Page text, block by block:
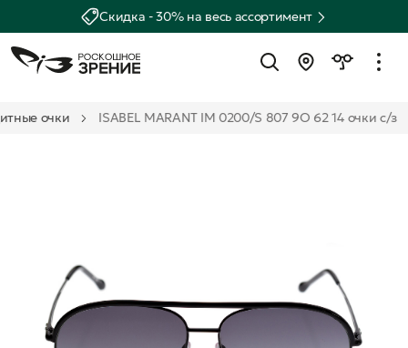
Скидка - 30% на весь ассортимент
очки ISABEL MARANT IM 0200/S 807 9O 62 14 очки с/з